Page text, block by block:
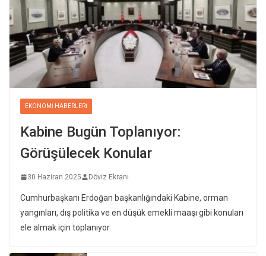
EKONOMI HABERLERI
Kabine Bugün Toplanıyor:
Görüşülecek Konular
30 Haziran 2025 Döviz Ekranı
Cumhurbaşkanı Erdoğan başkanlığındaki Kabine, orman
yangınları, dış politika ve en düşük emekli maaşı gibi konuları
ele almak için toplanıyor.